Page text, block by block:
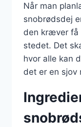
Når man
snobrødsdej
den kræver få
stedet. Det
hvor alle kan
det er en sjov